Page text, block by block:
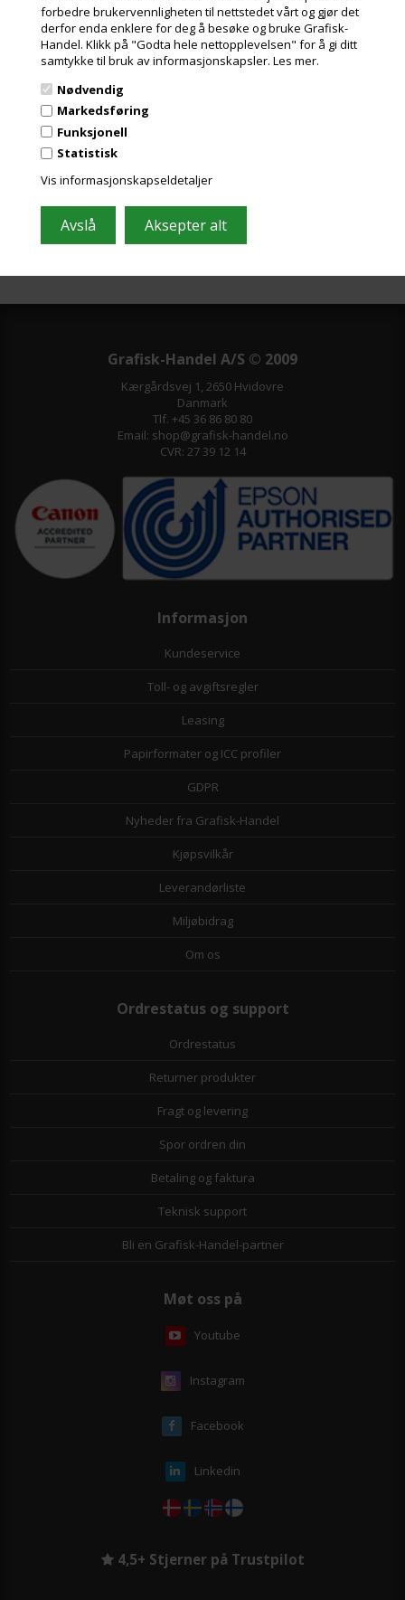
forbedre brukervennligheten til nettstedet vårt og gjør det
derfor enda enklere for deg å besøke og bruke Grafisk-
Handel. Klikk på "Godta hele nettopplevelsen" for å gi ditt
samtykke til bruk av informasjonskapsler. Les mer.
Nødvendig
Markedsføring
Funksjonell
Statistisk
Vis informasjonskapseldetaljer
Meld deg på nyhetsbrevet vårt og få gode
Inneholder ofte store besparelser og nyheter. Meld deg på, det er helt
Grafisk-Handel A/S © 2009
Kærgårdsvej 1, 2650 Hvidovre
Danmark
Tlf. +45 36 86 80 80
Email: shop@grafisk-handel.no
CVR: 27 39 12 14
Informasjon
Kundeservice
Toll- og avgiftsregler
Leasing
Papirformater og ICC profiler
GDPR
Nyheder fra Grafisk-Handel
Kjøpsvilkår
Leverandørliste
Miljøbidrag
Om os
Ordrestatus og support
Ordrestatus
Returner produkter
Fragt og levering
Spor ordren din
Betaling og faktura
Teknisk support
Bli en Grafisk-Handel-partner
Møt oss på
Youtube
Instagram
Facebook
Linkedin
4,5+ Stjerner på Trustpilot